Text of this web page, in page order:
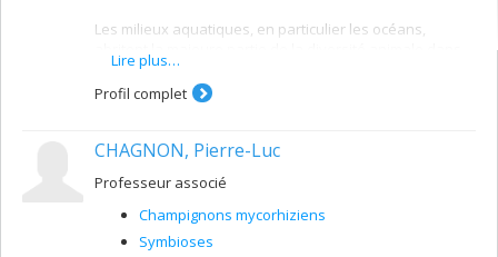
Les milieux aquatiques, en particulier les océans,
le monde. En effet, on y retrouve nulle part ailleurs
autant d'organismes diversifiés chez les invertébrés.
Cette biodiversité est le résultat de l'interaction entre
raisons, notre programme de recherche utilise une
organismes et moléculaire, le développement, la
phylogénie, l'informatique, la mécanique des fluides, la
taxonomie et la paléontologie.
Lire plus…
Profil complet
CHAGNON, Pierre-Luc
Professeur associé
Champignons mycorhiziens
Symbioses